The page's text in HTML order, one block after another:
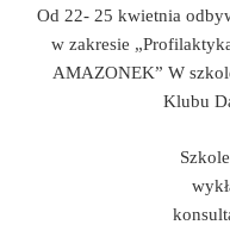
Od 22- 25 kwietnia
w zakresie
AMAZONEK” W
Klubu